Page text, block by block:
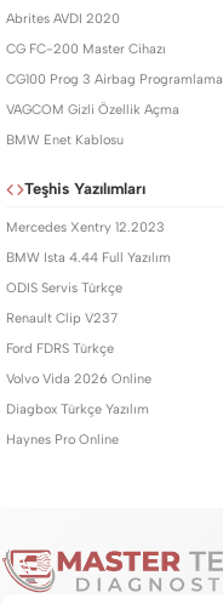
Abrites AVDI 2020
CG FC-200 Master Cihazı
CG100 Prog 3 Airbag Programlama
VAGCOM Gizli Özellik Açma
BMW Enet Kablosu
Teşhis Yazılımları
Mercedes Xentry 12.2023
BMW Ista 4.44 Full Yazılım
ODIS Servis Türkçe
Renault Clip V237
Ford FDRS Türkçe
Volvo Vida 2026 Online
Diagbox Türkçe Yazılım
Haynes Pro Online